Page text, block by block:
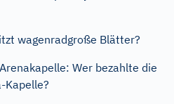
wagenradgroße Blätter?
Wer bezahlte die
Kapelle?